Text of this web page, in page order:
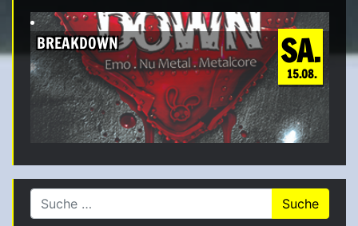
SA.
15.08.
BREAKDOWN
Suche nach: